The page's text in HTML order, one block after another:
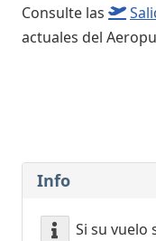
Consulte las
actuales del
Info
Si su vuelo